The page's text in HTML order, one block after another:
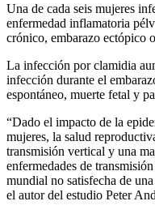
Una de cada seis mujeres
enfermedad inflamatoria
crónico, embarazo ectópico
La infección por clamidia
infección durante el
espontáneo, muerte fetal y
“Dado el impacto de la
mujeres, la salud
transmisión vertical y una
enfermedades de
mundial no satisfecha de
el autor del estudio Peter